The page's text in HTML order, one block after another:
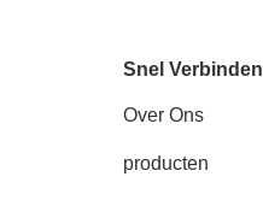
Snel Verbinden
Over Ons
producten